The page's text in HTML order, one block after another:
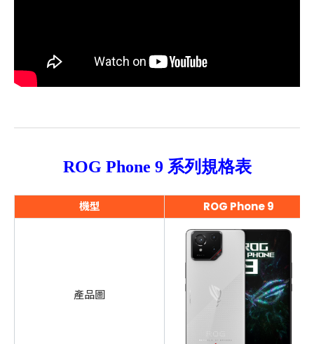
ROG Phone 9 系列規格表
機型 ROG Phone 9
產品圖